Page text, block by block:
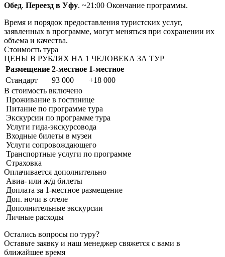
Обед. Переезд в Уфу. ~21:00 Окончание программы.
Время и порядок предоставления туристских услуг,
заявленных в программе, могут меняться при сохранении их
объема и качества.
Стоимость тура
ЦЕНЫ В РУБЛЯХ НА 1 ЧЕЛОВЕКА ЗА ТУР
Размещение 2-местное 1-местное
Стандарт
93 000
+18 000
В стоимость включено
Проживание в гостинице
Питание по программе тура
Экскурсии по программе тура
Услуги гида-экскурсовода
Входные билеты в музеи
Услуги сопровождающего
Транспортные услуги по программе
Страховка
Оплачивается дополнительно
Авиа- или ж/д билеты
Доплата за 1-местное размещение
Доп. ночи в отеле
Дополнительные экскурсии
Личные расходы
Остались вопросы по туру?
Оставьте заявку и наш менеджер свяжется с вами в
ближайшее время